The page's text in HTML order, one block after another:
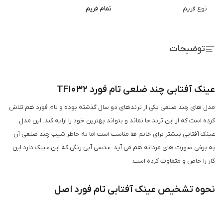
نوع فریم تمام فریم
توضیحات
عینک آفتابی چند ضلعی تام فورد TF1032
مدل های چند ضلعی یکی از ترندهای دو سال گذشته بوده و تام فورد هم تلاش
کرده است که از این ترند جا نماند و بتواند بهترین خود را ارایه کند. این مدل
عینک آفتابی بیشتر برای خانم ها مناسب است اما به خاطر شیپ چند ضلعی آن
به برخی صورت های مردانه هم می آید. عدسی آبی رنگی که این عینک دارد این
کار را خاص و متفاوت کرده است.
نحوه تشخیص عینک آفتابی تام فورد اصل